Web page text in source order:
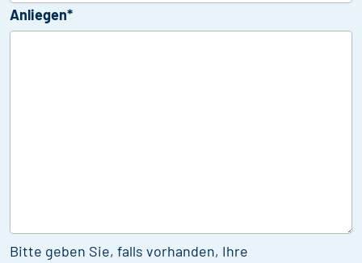
Anliegen*
Bitte geben Sie, falls vorhanden, Ihre